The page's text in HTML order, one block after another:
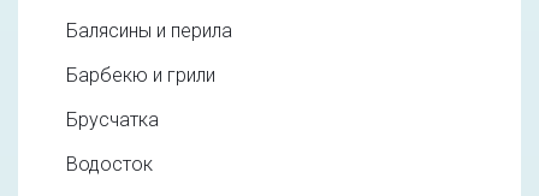
Балясины и перила
Барбекю и грили
Брусчатка
Водосток